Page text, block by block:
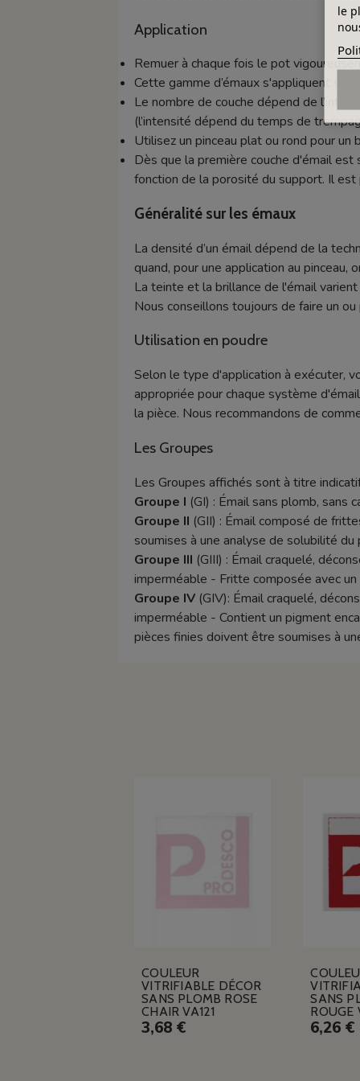
Application
Remuer à chaque fois le pot
Cette gamme d’émaux s'appliquent sur
Le nombre de couche dépend de
(l’intensité dépend du temps de
Utilisez un pinceau plat ou rond pour un
Dès que la première couche d'émail est
fonction de la porosité du support. Il est
Généralité sur les émaux
La densité d’un émail dépend de la
quand, pour une application au pinceau,
La teinte et la brillance de l'émail
Nous conseillons toujours de faire un
Utilisation en poudre
Selon le type d'application à exécuter,
appropriée pour chaque système
la pièce. Nous recommandons de
Les Groupes
Les Groupes affichés sont à titre
Groupe I (GI) : Émail sans plomb, sans
Groupe II (GII) : Émail composé de
soumises à une analyse de solubilité
Groupe III (GIII) : Émail craquelé,
imperméable - Fritte composée avec
Groupe IV(GIV): Émail craquelé,
imperméable - Contient un pigment
pièces finies doivent être soumises à
COULEUR
VITRIFIABLE DÉCOR
SANS PLOMB ROSE
CHAIR VA121
3,68 €
SANS
ROUGE
6,26 €
le